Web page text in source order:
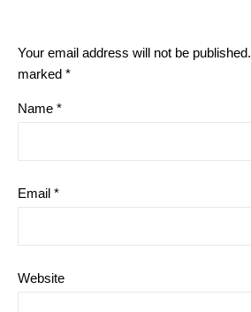
Your email address will not be published.
marked *
Name *
Email *
Website